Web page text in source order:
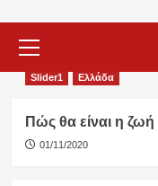
Menu
Slider1 Ελλάδα
Πώς θα είναι η
01/11/2020